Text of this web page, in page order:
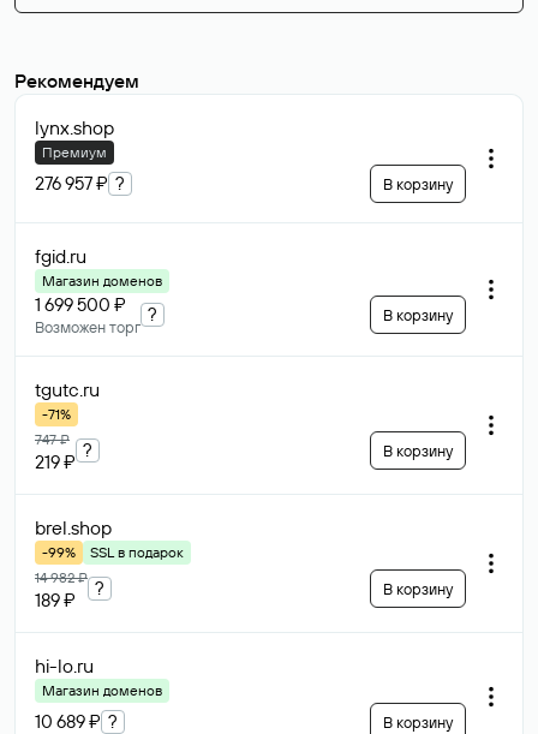
Рекомендуем
lynx.shop
Премиум
276 957 ₽ ? В корзину
fgid.ru
Магазин доменов
1 699 500 ₽
Возможен торг
? В корзину
tgutc.ru
-71%
747 ₽
219 ₽
? В корзину
brel.shop
-99%
SSL в подарок
14 982 ₽
189 ₽
? В корзину
hi-lo.ru
Магазин доменов
10 689 ₽ ? В корзину